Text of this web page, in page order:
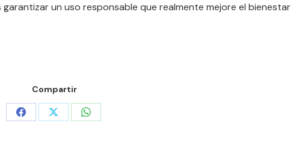
un uso responsable que realmente mejore el bienestar
Compartir
Share Share Share